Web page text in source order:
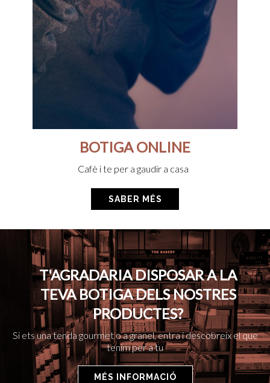
BOTIGA ONLINE
Cafè i te per a gaudir a casa
SABER MÉS
T'AGRADARIA DISPOSAR A LA
TEVA BOTIGADELS NOSTRES
PRODUCTES?
Si ets una tenda gourmet o a granel, entra i descobreix el que
tenim per a tu
MÉS INFORMACIÓ